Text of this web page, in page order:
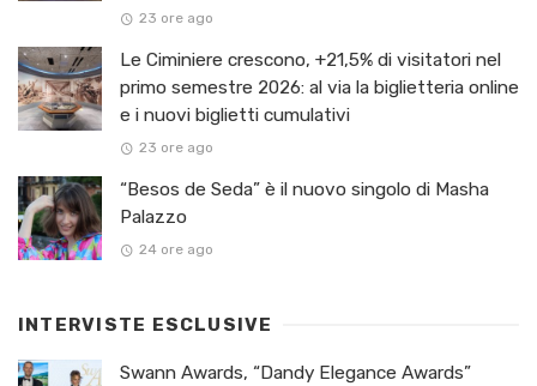
23 ore ago
Le Ciminiere crescono, +21,5% di visitatori nel
primo semestre 2026: al via la biglietteria online
e i nuovi biglietti cumulativi
23 ore ago
“Besos de Seda” è il nuovo singolo di Masha
Palazzo
24 ore ago
INTERVISTE ESCLUSIVE
Swann Awards, “Dandy Elegance Awards”